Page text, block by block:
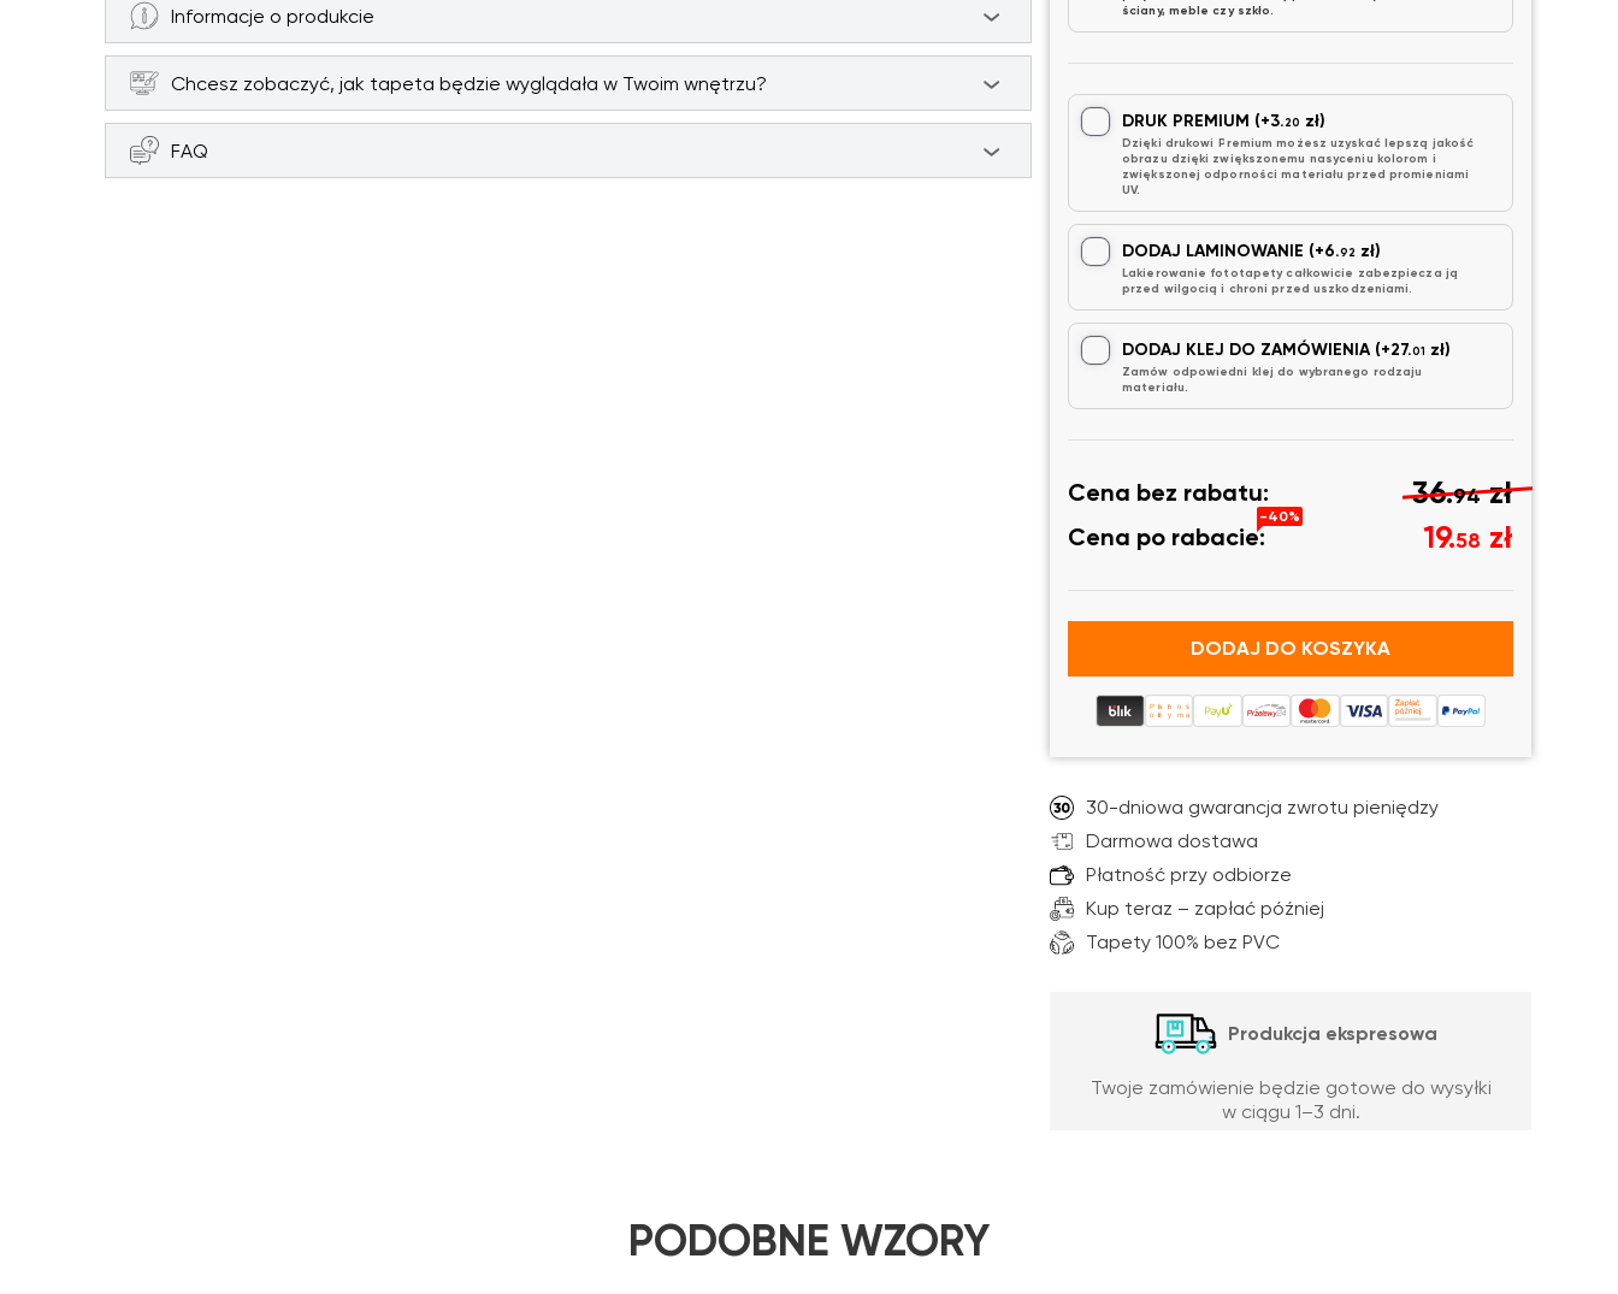
Informacje o produkcie
Chcesz zobaczyć, jak tapeta będzie wyglądała w Twoim wnętrzu?
FAQ
ściany, meble czy szkło.
DRUK PREMIUM (+3.20 zł)
Dzięki drukowi Premium możesz uzyskać lepszą jakość
obrazu dzięki zwiększonemu nasyceniu kolorom i
zwiększonej odporności materiału przed promieniami
UV.
DODAJ LAMINOWANIE (+6.92 zł)
Lakierowanie fototapety całkowicie zabezpiecza ją
przed wilgocią i chroni przed uszkodzeniami.
DODAJ KLEJ DO ZAMÓWIENIA (+27.01 zł)
Zamów odpowiedni klej do wybranego rodzaju
materiału.
Cena bez rabatu: 36.94zł
Cena po rabacie:
-40%
19.58 zł
DODAJ DO KOSZYKA
Płatność po
otrzymaniu
30-dniowa gwarancja zwrotu pieniędzy
Darmowa dostawa
Płatność przy odbiorze
Kup teraz – zapłać później
Tapety 100% bez PVC
Produkcja ekspresowa
Twoje zamówienie będzie gotowe do wysyłki
w ciągu 1–3 dni.
PODOBNE WZORY